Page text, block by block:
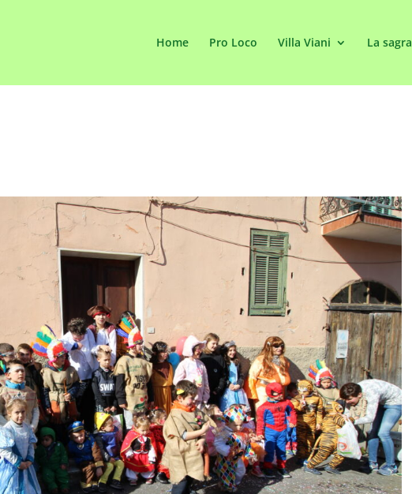
Home Pro Loco Villa Viani La sagra